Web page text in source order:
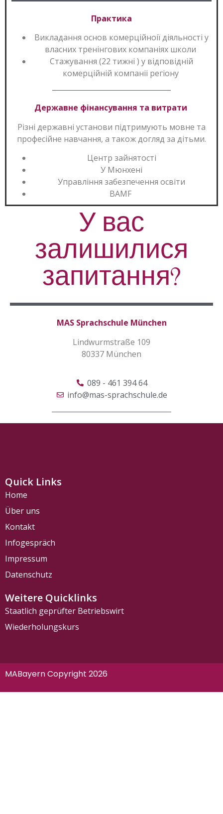
Практика
Викладання основ комерційноії діяльності у
власних тренінгових компаніях школи
Стажування (22 тижні ) у відповідній
комерційній компаніі регіону
Державне фінансування та витрати
Різні державні установи підтримують мовне та
професійне навчання, а також догляд за дітьми.
Центр зайнятості
У Мюнхені
Управління забезпечення освіти
BAMF
У вас
залишилися
запитання?
MAS Sprachschule München
Lindwurmstraße 109
80337 München
089 - 461 394 64
info@mas-sprachschule.de
Quick Links
Home
Über uns
Kontakt
Infogespräch
Impressum
Datenschutz
Weitere Quicklinks
Staatlich geprüfter Betriebswirt
Wiederholungskurs
MABayern Copyright 2026